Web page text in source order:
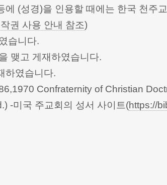
(성경)을 인용할 때에는 한국 천주
권 사용 안내 참조)
습니다.
맺고 게재하였습니다.
하였습니다.
Confraternity of Christian
-미국 주교회의 성서 사이트(https://